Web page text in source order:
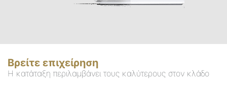
Βρείτε επιχείρηση
Η κατάταξη περιλαμβάνει τους καλύτερους στον κλάδο